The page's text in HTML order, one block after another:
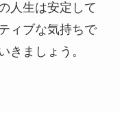
人生は安定して
ィブな気持ちで
きましょう。